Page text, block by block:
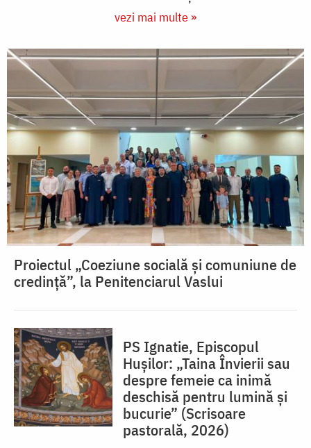
vezi mai multe »
Proiectul „Coeziune socială și comuniune de
credință”, la Penitenciarul Vaslui
PS Ignatie, Episcopul
Hușilor: „Taina Învierii sau
despre femeie ca inimă
deschisă pentru lumină şi
bucurie” (Scrisoare
pastorală, 2026)